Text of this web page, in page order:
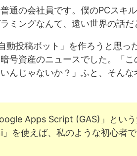
通の会社員です。僕のPCスキ
ミングなんて、遠い世界の話だ
動投稿ボット」を作ろうと思っ
号資産のニュースでした。「
んじゃないか？」ふと、そん
Apps Script (GAS)」とい
を使えば、私のような初心者